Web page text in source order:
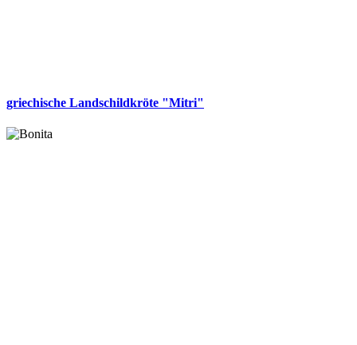
griechische Landschildkröte "Mitri"